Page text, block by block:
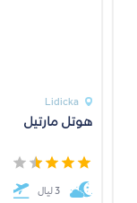
Lidicka
هوتل مارتيل
3 ليال